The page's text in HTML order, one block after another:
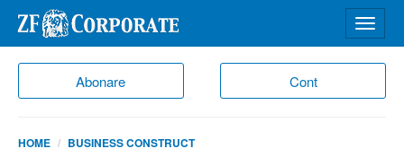
Abonare Cont
meniu
HOME BUSINESS CONSTRUCT